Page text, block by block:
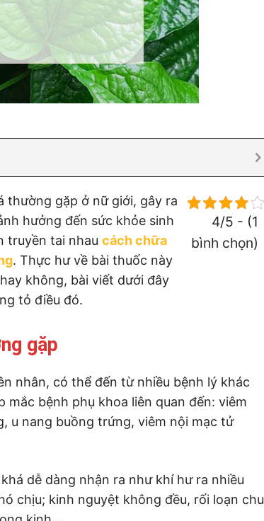
4/5 - (1
bình chọn)
thường gặp ở nữ giới, gây ra
hưởng đến sức khỏe sinh
truyền tai nhau cách chữa
. Thực hư về bài thuốc này
không, bài viết dưới đây
tỏ điều đó.
gặp
nhân, có thể đến từ nhiều bệnh lý khác
bệnh phụ khoa liên quan đến: viêm
u nang buồng trứng, viêm nội mạc tử
dễ dàng nhận ra như khí hư ra nhiều
chịu; kinh nguyệt không đều, rối loạn chu